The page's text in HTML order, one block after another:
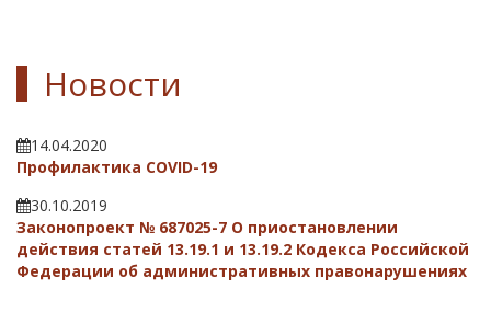
Новости
14.04.2020
Профилактика COVID-19
30.10.2019
Законопроект № 687025-7 О приостановлении
действия статей 13.19.1 и 13.19.2 Кодекса Российской
Федерации об административных правонарушениях